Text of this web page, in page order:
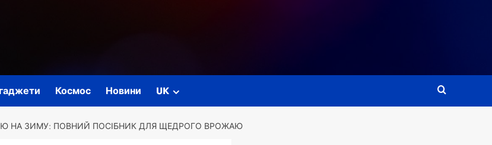
Космос Новини UK
НА ЗИМУ: ПОВНИЙ ПОСІБНИК ДЛЯ ЩЕДРОГО ВРОЖАЮ